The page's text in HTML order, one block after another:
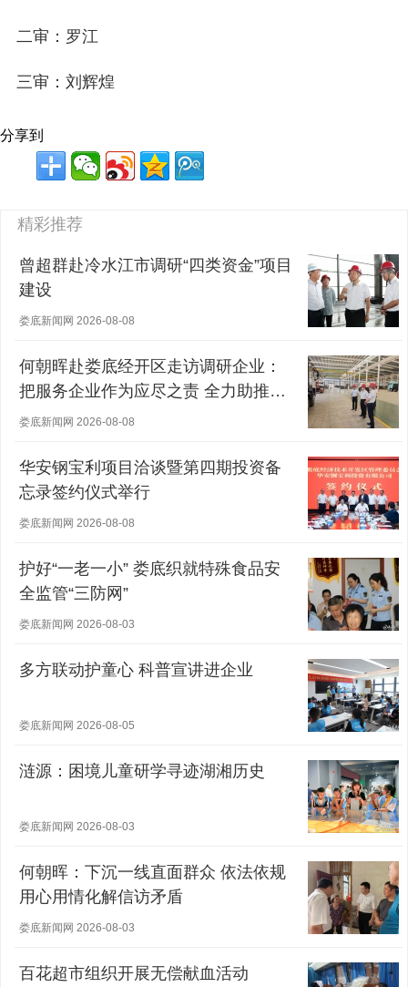
二审：罗江
三审：刘辉煌
分享到
精彩推荐
曾超群赴冷水江市调研“四类资金”项目
建设
娄底新闻网 2026-08-08
何朝晖赴娄底经开区走访调研企业：
把服务企业作为应尽之责 全力助推经
营主体稳健发展
娄底新闻网 2026-08-08
华安钢宝利项目洽谈暨第四期投资备
忘录签约仪式举行
娄底新闻网 2026-08-08
护好“一老一小” 娄底织就特殊食品安
全监管“三防网”
娄底新闻网 2026-08-03
多方联动护童心 科普宣讲进企业
娄底新闻网 2026-08-05
涟源：困境儿童研学寻迹湖湘历史
娄底新闻网 2026-08-03
何朝晖：下沉一线直面群众 依法依规
用心用情化解信访矛盾
娄底新闻网 2026-08-03
百花超市组织开展无偿献血活动